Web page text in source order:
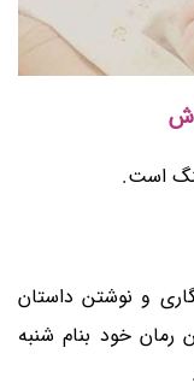
است.
و نوشتن داستان
کرد تا اینکه سال 1384 اولین رمان خود بنام شنبه